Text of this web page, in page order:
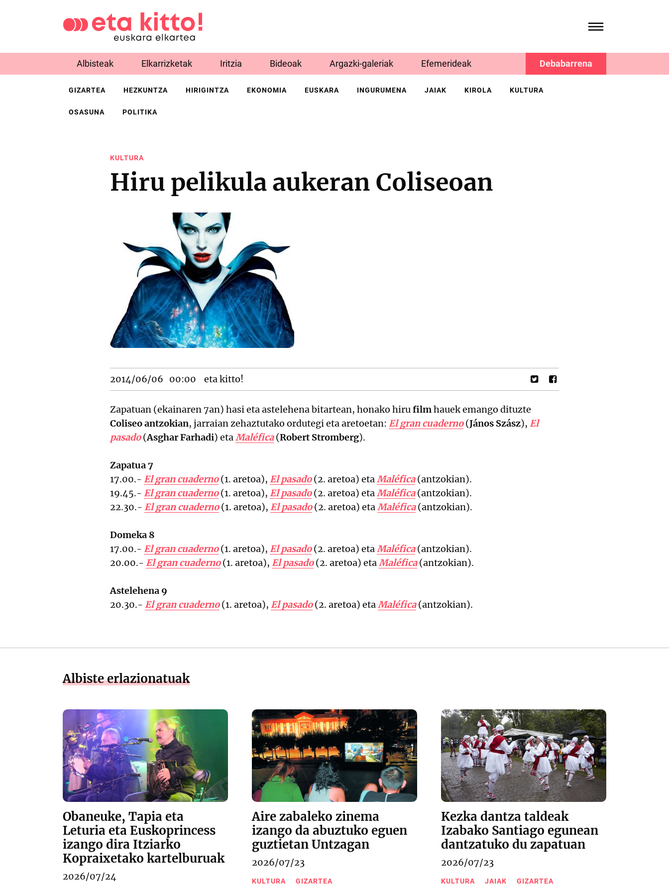
Albisteak Elkarrizketak Iritzia Bideoak Argazki-galeriak Efemerideak Debabarrena
GIZARTEA HEZKUNTZA HIRIGINTZA EKONOMIA EUSKARA INGURUMENA JAIAK KIROLA KULTURA
OSASUNA POLITIKA
KULTURA
Hiru pelikula aukeran Coliseoan
2014/06/06 00:00 eta kitto!
Zapatuan (ekainaren 7an) hasi eta astelehena bitartean, honako hirufilmhauek emango dituzte
Coliseo antzokian, jarraian zehaztutako ordutegi eta aretoetan: El gran cuaderno(János Szász), El
pasado(Asghar Farhadi) etaMaléfica(Robert Stromberg).
Zapatua 7
17.00.- El gran cuaderno(1. aretoa), El pasado(2. aretoa) etaMaléfica (antzokian).
19.45.- El gran cuaderno(1. aretoa), El pasado(2. aretoa) etaMaléfica (antzokian).
22.30.- El gran cuaderno(1. aretoa), El pasado(2. aretoa) etaMaléfica (antzokian).
Domeka 8
17.00.- El gran cuaderno(1. aretoa), El pasado(2. aretoa) etaMaléfica (antzokian).
20.00.- El gran cuaderno(1. aretoa), El pasado(2. aretoa) etaMaléfica (antzokian).
Astelehena 9
20.30.- El gran cuaderno(1. aretoa), El pasado(2. aretoa) etaMaléfica (antzokian).
Albiste erlazionatuak
Obaneuke, Tapia eta
Leturia eta Euskoprincess
izango dira Itziarko
Kopraixetako kartelburuak
2026/07/24
Aire zabaleko zinema
izango da abuztuko eguen
guztietan Untzagan
2026/07/23
KULTURA GIZARTEA
Kezka dantza taldeak
Izabako Santiago egunean
dantzatuko du zapatuan
2026/07/23
KULTURA JAIAK GIZARTEA